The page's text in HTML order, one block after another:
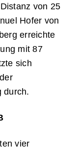
von 25
Hofer von
erreichte
mit 87
sich
durch.
vier